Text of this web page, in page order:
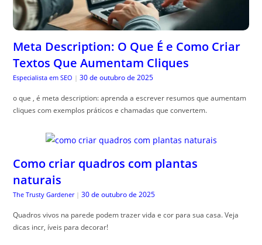
Meta Description: O Que É e Como Criar
Textos Que Aumentam Cliques
Especialista em SEO | 30 de outubro de 2025
o que , é meta description: aprenda a escrever resumos que aumentam
cliques com exemplos práticos e chamadas que convertem.
Como criar quadros com plantas
naturais
The Trusty Gardener | 30 de outubro de 2025
Quadros vivos na parede podem trazer vida e cor para sua casa. Veja
dicas incr, íveis para decorar!